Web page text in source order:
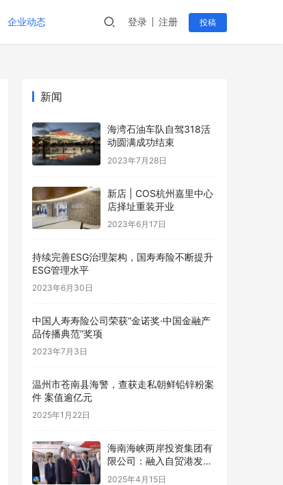
企业动态 登录 注册 投稿
新闻
海湾石油车队自驾318活
动圆满成功结束
2023年7月28日
新店 | COS杭州嘉里中心
店择址重装开业
2023年6月17日
持续完善ESG治理架构，国寿寿险不断提升
ESG管理水平
2023年6月30日
中国人寿寿险公司荣获“金诺奖·中国金融产
品传播典范”奖项
2023年7月3日
温州市苍南县海警，查获走私朝鲜铅锌粉案
件 案值逾亿元
2025年1月22日
海南海峡两岸投资集团有
限公司：融入自贸港发
展，共筑产业新未来
2025年4月15日